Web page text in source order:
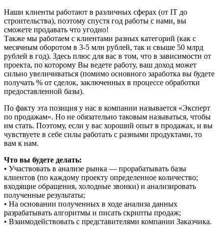
Наши клиенты работают в различных сферах (от IT до
строительства), поэтому спустя год работы с нами, вы
сможете продавать что угодно!
Также мы работаем с клиентами разных категорий (как с
месячным оборотом в 3-5 млн рублей, так и свыше 50 млрд
рублей в год). Здесь плюс для вас в том, что в зависимости от
проекта, по которому Вы ведете работу, ваш доход может
сильно увеличиваться (помимо основного заработка вы будете
получать % от сделок, заключенных в процессе обработки
предоставленной базы).
По факту эта позиция у нас в компании называется «Эксперт
по продажам». Но не обязательно таковым называться, чтобы
им стать. Поэтому, если у вас хороший опыт в продажах, и вы
чувствуете в себе силы работать с разными продуктами, то
вам к нам.
Что вы будете делать:
• Участвовать в анализе рынка — прорабатывать базы
клиентов (по каждому проекту определенное количество;
входящие обращения, холодные звонки) и анализировать
полученные результаты;
• На основании полученных в ходе анализа данных
разрабатывать алгоритмы и писать скрипты продаж;
• Взаимодействовать с представителями компании Заказчика.